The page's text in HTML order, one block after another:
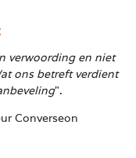
verwoording en niet
ons betreft verdient
".
Converseon